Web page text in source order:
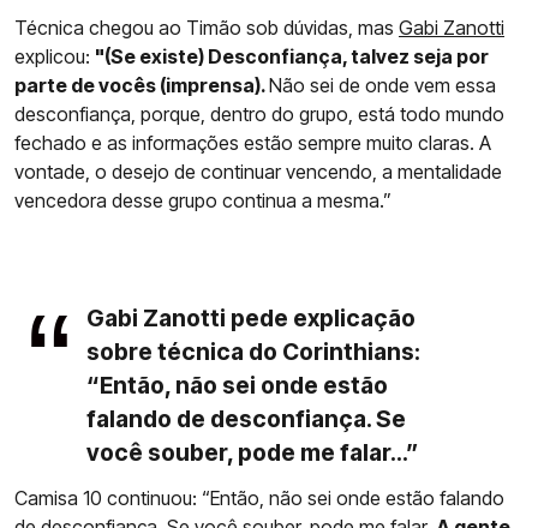
Técnica chegou ao Timão sob dúvidas, mas Gabi Zanotti
explicou: "(Se existe) Desconfiança, talvez seja por
parte de vocês (imprensa).Não sei de onde vem essa
desconfiança, porque, dentro do grupo, está todo mundo
fechado e as informações estão sempre muito claras. A
vontade, o desejo de continuar vencendo, a mentalidade
vencedora desse grupo continua a mesma.”
Gabi Zanotti pede explicação
sobre técnica do Corinthians:
“Então, não sei onde estão
falando de desconfiança. Se
você souber, pode me falar...”
Camisa 10 continuou: “Então, não sei onde estão falando